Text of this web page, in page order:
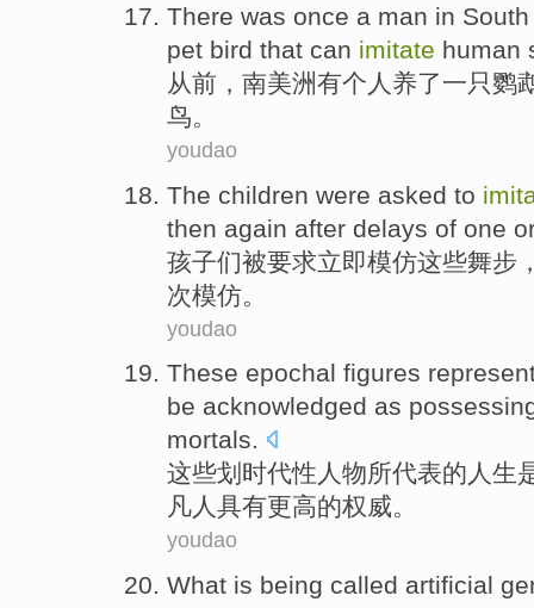
There was once a man in
pet bird that can imitate human
从前 ， 南美洲有个人 养了一只 鹦
鸟。
youdao
The children were asked to
then again after delays of one
孩子们被要求立即模仿这些舞步
次模仿。
youdao
These epochal figures
be acknowledged as
mortals.
这些划 时代性 人物所代表的人生
凡人 具有更高的权威。
youdao
What is being called artificial